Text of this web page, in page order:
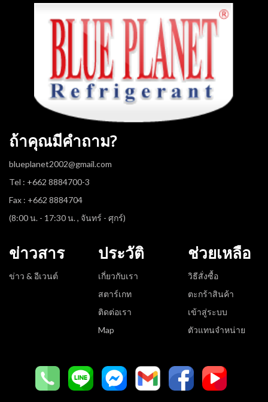
ถ้าคุณมีคำถาม?
blueplanet2002@gmail.com
Tel : +662 8884700-3
Fax : +662 8884704
(8:00 น. - 17:30 น. , จันทร์ - ศุกร์)
ข่าวสาร
ข่าว & อีเวนต์
ประวัติ
เกี่ยวกับเรา
สตาร์เกท
ติดต่อเรา
Map
ช่วยเหลือ
วิธีสั่งซื้อ
ตะกร้าสินค้า
เข้าสู่ระบบ
ตัวแทนจำหน่าย